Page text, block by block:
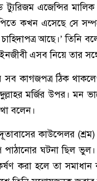
ট্যুরিজম এজেন্সির
কখন এসেছে সে
আছে।’ তিনি
এসব নিয়ে তার
কাগজপত্র ঠিক
মর্জির উপর। মন
বলেন।
দূতাবাসের কাউন্সেলর
পাঠানোর ঘটনা ছিল
করা হলে তা